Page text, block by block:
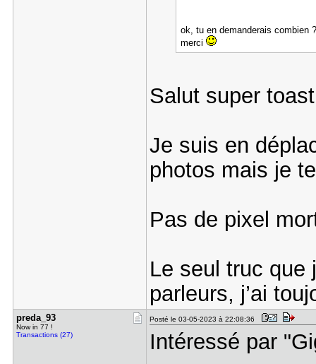
ok, tu en demanderais combien
merci
Salut super toast
Je suis en
photos mais je
Pas de pixel
Le seul truc que
parleurs, j’ai
preda_93
Now in 77 !
Transactions (27)
Posté le 03-05-2023 à 22:08:36
Intéressé par